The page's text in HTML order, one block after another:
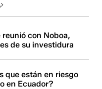
con Noboa,
de su investidura
que están en riesgo
en Ecuador?